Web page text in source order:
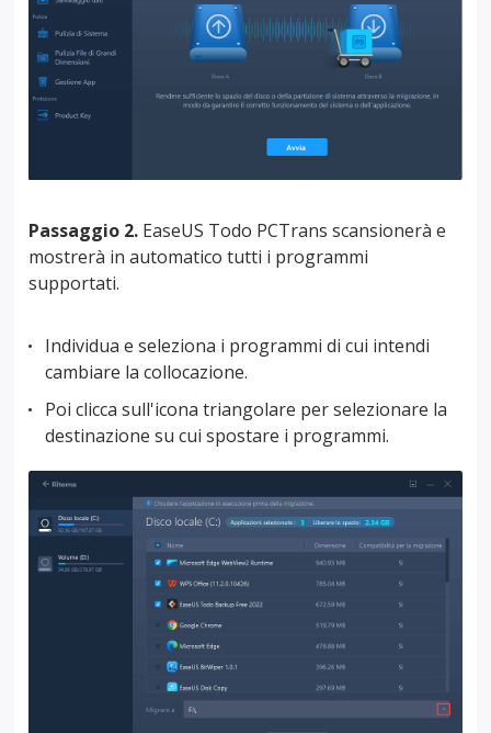
Passaggio 2. EaseUS Todo PCTrans scansionerà e
mostrerà in automatico tutti i programmi
supportati.
Individua e seleziona i programmi di cui intendi
cambiare la collocazione.
Poi clicca sull'icona triangolare per selezionare la
destinazione su cui spostare i programmi.